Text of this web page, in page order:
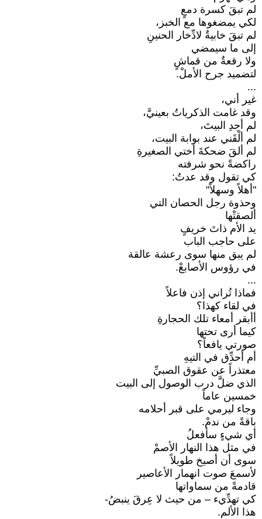
لم تبقَ كسرة دمعٍ
لكي يمضغوها مع الخبز،
لم تبقَ خابيةٌ لادِّخار الحنينِ
إلى ما سيمضي
ولا رقعةٌ من قماشٍ
لتضميد جرح الأملْ.
...
غير أني،
وقد غامت الذكرياتُ بعينيَّ،
لم أجدِ البيتَ،
لم ألْقَني عند بوابة البيت،
لم ألقَ ضحكةَ أختي الصغيرةِ
راكضةً نحو شرفته
كي تقول وقد عدتُ:
"أهلاً وسهلاً"
وحذوة رجل الحصان التي
ألصقتْها
يد الأم ذاتَ خريفٍ
على حاجب الباب
لم يبق منها سوى رعشة عالقة
في رؤوس الأصابعْ.
...
فماذا تُراني إذن فاعلاً
في لقاء كهذا؟
أأبقر أمعاء تلك الحجارةِ
كيما أرى تحتها
صورتي يافعاً؟
أم أحدِّق في التيهِ
معتذراً عن عقوق الصبيِّ
الذي ضلَّ درب الوصول إلى البيت
خمسين عاماً
وجاء ليرمي على قبر أحلامه
باقةً من ندمْ.
أي شيءٍ سأفعلُ
في مثل هذا النهار الأصمْ
سوى أن أصيخ طويلاً
لأسمعَ صوت انهمار الأعاصير
قادمةً من سماواتها
كي تهدِّيء – من حيث لا عِرقَ ينبضُ-
هذا الألم.